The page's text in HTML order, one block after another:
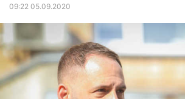
09:22 05.09.2020